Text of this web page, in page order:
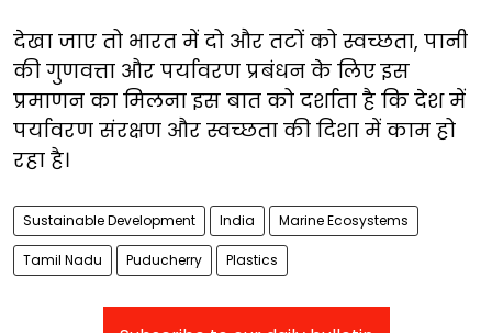
देखा जाए तो भारत में दो और तटों को स्वच्छता, पानी
की गुणवत्ता और पर्यावरण प्रबंधन के लिए इस
प्रमाणन का मिलना इस बात को दर्शाता है कि देश में
पर्यावरण संरक्षण और स्वच्छता की दिशा में काम हो
रहा है।
Sustainable Development India Marine Ecosystems
Tamil Nadu Puducherry Plastics